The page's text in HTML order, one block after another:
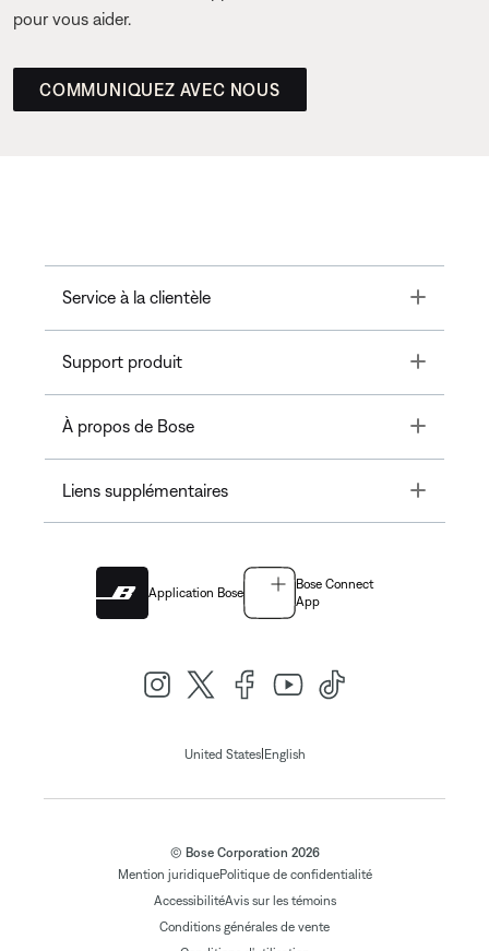
pour vous aider.
COMMUNIQUEZ AVEC NOUS
Service à la clientèle Toggle
Support produit Toggle
À propos de Bose Toggle
Liens supplémentaires Toggle
Application Bose
Bose Connect
App
United States| English
© Bose Corporation 2026
Mention juridiquePolitique de confidentialité
AccessibilitéAvis sur les témoins
Conditions générales de vente